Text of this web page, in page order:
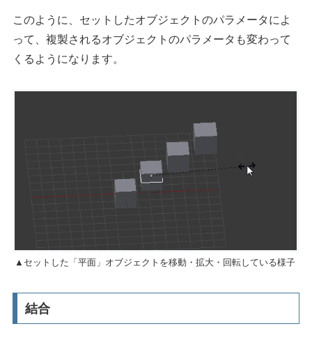
このように、セットしたオブジェクトのパラメータによ
って、複製されるオブジェクトのパラメータも変わって
くるようになります。
▲セットした「平面」オブジェクトを移動・拡大・回転している様子
結合